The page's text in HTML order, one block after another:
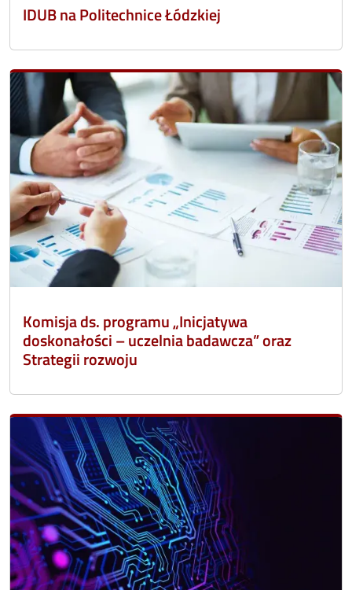
IDUB na Politechnice Łódzkiej
Komisja ds. programu „Inicjatywa
doskonałości – uczelnia badawcza” oraz
Strategii rozwoju